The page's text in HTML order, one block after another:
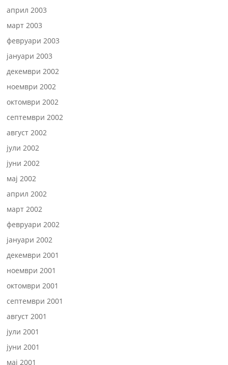
април 2003
март 2003
февруари 2003
јануари 2003
декември 2002
ноември 2002
октомври 2002
септември 2002
август 2002
јули 2002
јуни 2002
мај 2002
април 2002
март 2002
февруари 2002
јануари 2002
декември 2001
ноември 2001
октомври 2001
септември 2001
август 2001
јули 2001
јуни 2001
мај 2001